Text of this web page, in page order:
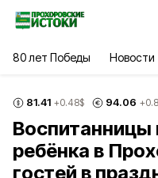
80 лет Победы Новости
81.41 +0.48$ 94.06
Воспитанницы
ребёнка в
гостей в